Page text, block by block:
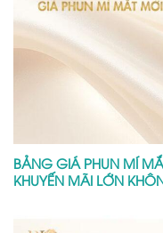
BẢNG GIÁ PHUN MÍ
KHUYẾN MÃI LỚN